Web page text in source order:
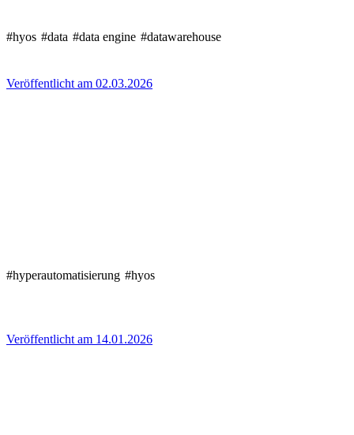
#hyos #data #data engine #datawarehouse
Veröffentlicht am 02.03.2026
#hyperautomatisierung #hyos
Veröffentlicht am 14.01.2026